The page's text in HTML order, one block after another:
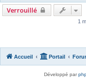
Verrouillé
1
Accueil Portail
Développé par